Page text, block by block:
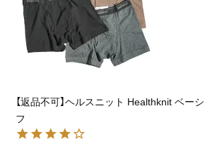
【返品不可】ヘルスニット Healthknit ベー
フ